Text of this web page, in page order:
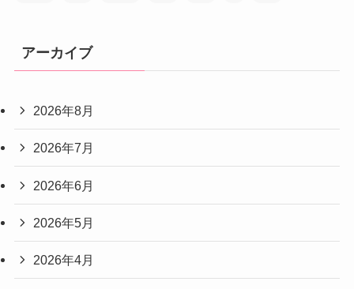
アーカイブ
2026年8月
2026年7月
2026年6月
2026年5月
2026年4月